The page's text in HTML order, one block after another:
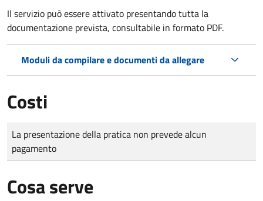
Il servizio può essere attivato presentando tutta la
documentazione prevista, consultabile in formato PDF.
Moduli da compilare e documenti da allegare
Costi
Tipo di pagamento
Importo
La presentazione della pratica non prevede alcun
pagamento
Cosa serve